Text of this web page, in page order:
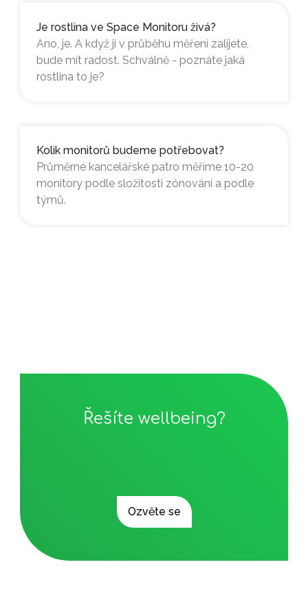
Je rostlina ve Space Monitoru živá?
Ano, je. A když ji v průběhu měření zalijete,
bude mít radost. Schválně - poznáte jaká
rostlina to je?
Kolik monitorů budeme potřebovat?
Průměrné kancelářské patro měříme 10-20
monitory podle složitosti zónování a podle
týmů.
Řešíte wellbeing?
Ozvěte se